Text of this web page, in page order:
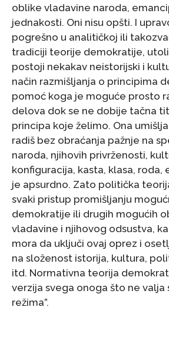
oblike vladavine naroda,
jednakosti. Oni nisu opšti. I
pogrešno u analitičkoj ili
tradiciji teorije demokratije,
postoji nekakav neistorijski i
način razmišljanja o principima
pomoć koga je moguće prosto
delova dok se ne dobije tačna
principa koje želimo. Ona
radiš bez obraćanja pažnje na
naroda, njihovih privrženosti,
konfiguracija, kasta, klasa,
je apsurdno. Zato politička
svaki pristup promišljanju
demokratije ili drugih mogućih
vladavine i njihovog odsustva,
mora da uključi ovaj oprez i
na složenost istorija, kultura,
itd. Normativna teorija
verzija svega onoga što ne valja
režima”.